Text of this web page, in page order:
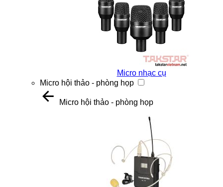
Micro nhạc cụ
Micro hội thảo - phòng họp
Micro hội thảo - phòng họp